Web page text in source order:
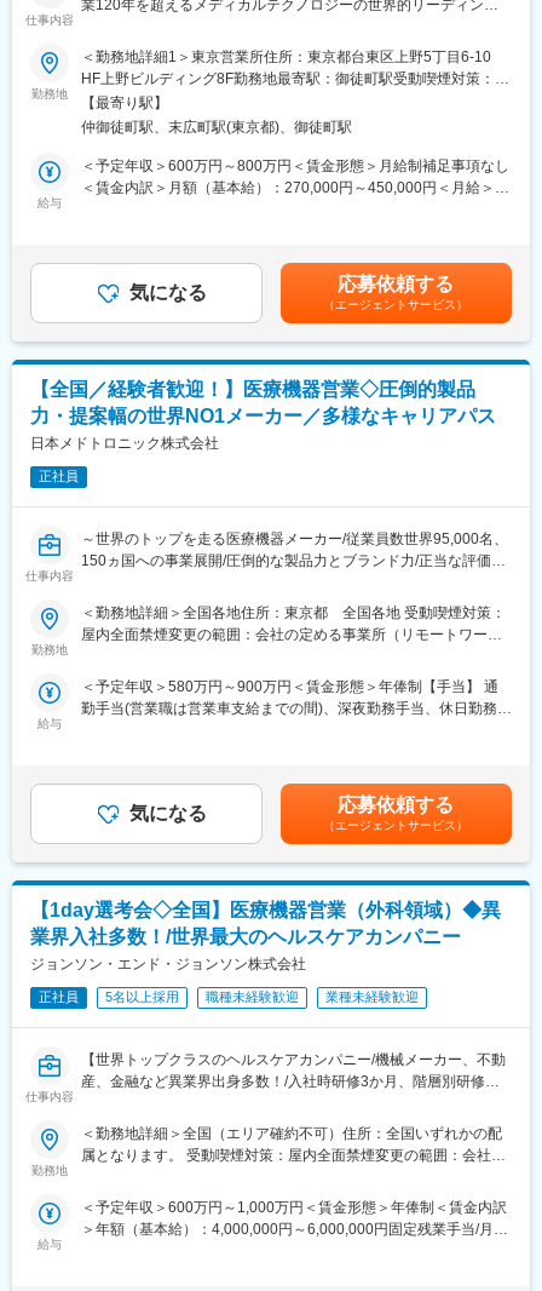
仕事内容
業120年を超えるメディカルテクノロジーの世界的リーディング
当社はライフサイエンス分野における検査機器製品、医療機器等
を展開しているグローバル企業です。今回は当社製品のセールス
を担当いただける方を募集しています。
※ご経験、希望に応じて選考部署・エリアをご提案させていただき
ます。
ご希望を応募時に合わせてご連絡ください。
これまでのご経験やご希望に合わせてご紹介いたします。
≪配属部門一例≫
・アドバンスド ペイシェント モニタリング（血行動態モニタリン
・サージュリー事業部（止血材など）
・SM事業部（採血管を含む検査関連製品）
・オンコロジー営業部
※配属部署によりますが、基本的には病院、薬局などへの営業とな
ります。
・学会・地域セミナー等の企画・運営・サポート
・医療従事者へのトレーニングなど
■同社の魅力
ェアも持っているなど、医療現場のお客様から高く評価されてい
ます。検査だけに留まらず、臨床医へのフィードバックまで一貫
・バックアップ体制：製品担当のマーケや学術チームもいるの
で、一緒に同行してサポートなども可能です。商談内容やステー
・現在、世界50ヵ国で医療サービスを提供し、全世界の社員数は
6万5千人となっています。国外だけでなく、日本の福島にも生産
工場を有しており、安定供給を図りつつ、日本の医療現場に貢献
しています。
変更の範囲：会社の定める業務
勤務地
＜勤務地詳細1＞東京営業所住所：東京都台東区上野5丁目6-10
HF上野ビルディング8F勤務地最寄駅：御徒町駅受動喫煙対策：屋
内全面禁煙＜勤務地詳細2＞全国各地住所：全国 ※ご希望の勤務地
で応相談（出張ベースでの勤務）受動喫煙対策：屋内全面禁煙変
【最寄り駅】
仲御徒町駅、末広町駅(東京都)、御徒町駅
給与
＜予定年収＞600万円～800万円＜賃金形態＞月給制補足事項なし
＜賃金内訳＞月額（基本給）：270,000円～450,000円＜月給＞
ます。賃金はあくまでも目安の金額であり、選考を通じて上下す
る可能性があります。月給(月額)は固定手当を含めた表記です。
気になる 応募依頼する
（エージェントサービス）
【全国／経験者歓迎！】医療機器営業◇圧倒的製品
力・提案幅の世界NO1メーカー／多様なキャリアパス
日本メドトロニック株式会社
正社員
仕事内容
～世界のトップを走る医療機器メーカー/従業員数世界95,000名、
150ヵ国への事業展開/圧倒的な製品力とブランド力/正当な評価体
いう社会貢献度～
■企業の特徴／魅力：
て最前線で業界をリードしています。当社は1949年の設立以来、
医療技術の革新を続け、電池式体外型ペースメーカの開発やリー
おすすめです。
■評価制度：
社員の努力と成果を正当に評価するインセンティブ制度が充実し
ています。
100%達成の場合は3桁の支給が見込めます。
■業務概要：
医療機器の営業職として、医師や販売代理店と連携し、最適な治
療方法の提案を行います。新製品の特徴や効果を説明し、データ
■職務詳細：
・販売代理店との協力／教育
・手術立ち会い／技術サポート
■研修／フォロー体制：
入社後、早期立ち上がりが可能な研修・OJT制度を完備。座学研
勤務地
＜勤務地詳細＞全国各地住所：東京都 全国各地 受動喫煙対策：
屋内全面禁煙変更の範囲：会社の定める事業所（リモートワーク
給与
＜予定年収＞580万円～900万円＜賃金形態＞年俸制【手当】 通
勤手当(営業職は営業車支給までの間)、深夜勤務手当、休日勤務手
年目の場合固定年収 600万円 インセンティブ 400万円賃金は
あくまでも目安の金額であり、選考を通じて上下する可能性があ
ります。月給(月額)は固定手当を含めた表記です。
気になる 応募依頼する
（エージェントサービス）
【1day選考会◇全国】医療機器営業（外科領域）◆異
業界入社多数！/世界最大のヘルスケアカンパニー
ジョンソン・エンド・ジョンソン株式会社
正社員 5名以上採用 職種未経験歓迎 業種未経験歓迎
仕事内容
【世界トップクラスのヘルスケアカンパニー/機械メーカー、不動
産、金融など異業界出身多数！/入社時研修3か月、階層別研修な
シェアの製品多数/インセンティブ制度/入社想定日：2026年10月1
日】
★個人の裁量が大きく、年齢・性別関係・社歴関係なく活躍でき
る環境です！
勤務地
＜勤務地詳細＞全国（エリア確約不可）住所：全国いずれかの配
属となります。 受動喫煙対策：屋内全面禁煙変更の範囲：会社の
給与
＜予定年収＞600万円～1,000万円＜賃金形態＞年俸制＜賃金内訳
＞年額（基本給）：4,000,000円～6,000,000円固定残業手当/月：